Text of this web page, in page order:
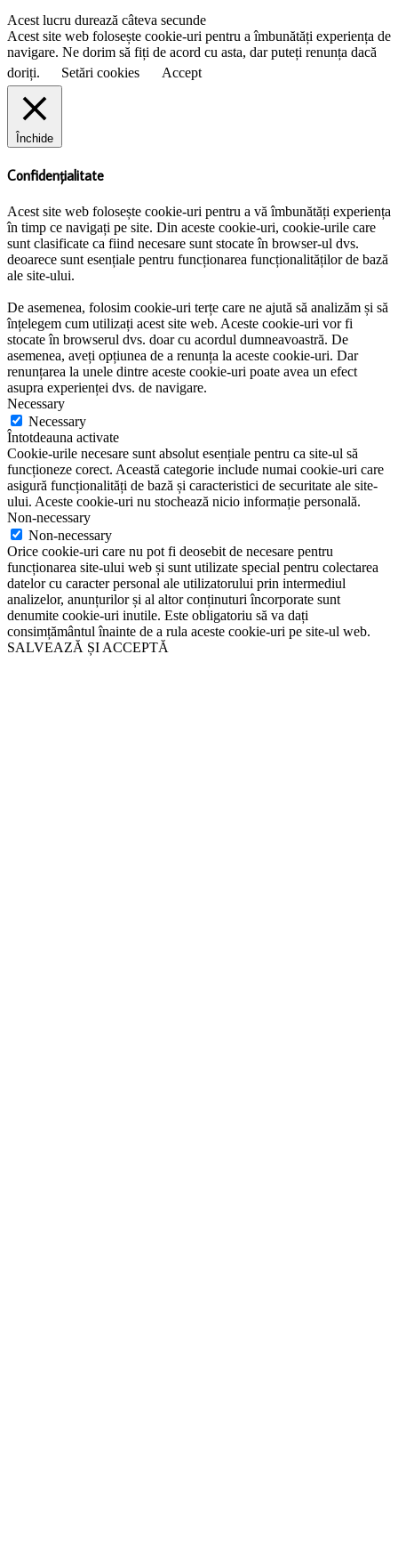
Acest lucru durează câteva secunde
Acest site web folosește cookie-uri pentru a îmbunătăți experiența de
navigare. Ne dorim să fiți de acord cu asta, dar puteți renunța dacă
doriți.
Setări cookies Accept
Închide
Confidențialitate
Acest site web folosește cookie-uri pentru a vă îmbunătăți experiența
în timp ce navigați pe site. Din aceste cookie-uri, cookie-urile care
sunt clasificate ca fiind necesare sunt stocate în browser-ul dvs.
deoarece sunt esențiale pentru funcționarea funcționalităților de bază
ale site-ului.
De asemenea, folosim cookie-uri terțe care ne ajută să analizăm și să
înțelegem cum utilizați acest site web. Aceste cookie-uri vor fi
stocate în browserul dvs. doar cu acordul dumneavoastră. De
asemenea, aveți opțiunea de a renunța la aceste cookie-uri. Dar
renunțarea la unele dintre aceste cookie-uri poate avea un efect
asupra experienței dvs. de navigare.
Necessary
Necessary
Întotdeauna activate
Cookie-urile necesare sunt absolut esențiale pentru ca site-ul să
funcționeze corect. Această categorie include numai cookie-uri care
asigură funcționalități de bază și caracteristici de securitate ale site-
ului. Aceste cookie-uri nu stochează nicio informație personală.
Non-necessary
Non-necessary
Orice cookie-uri care nu pot fi deosebit de necesare pentru
funcționarea site-ului web și sunt utilizate special pentru colectarea
datelor cu caracter personal ale utilizatorului prin intermediul
analizelor, anunțurilor și al altor conținuturi încorporate sunt
denumite cookie-uri inutile. Este obligatoriu să va dați
consimțământul înainte de a rula aceste cookie-uri pe site-ul web.
SALVEAZĂ ȘI ACCEPTĂ